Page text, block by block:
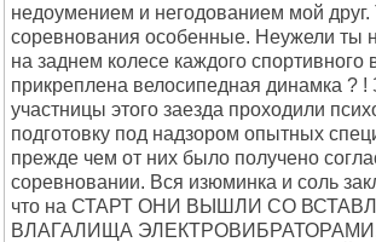
недоумением и негодованием мой
соревнования особенные. Неужели ты
на заднем колесе каждого спортивного
прикреплена велосипедная динамка ?
участницы этого заезда проходили
подготовку под надзором опытных
прежде чем от них было получено
соревновании. Вся изюминка и соль
что на СТАРТ ОНИ ВЫШЛИ СО
ВЛАГАЛИЩА